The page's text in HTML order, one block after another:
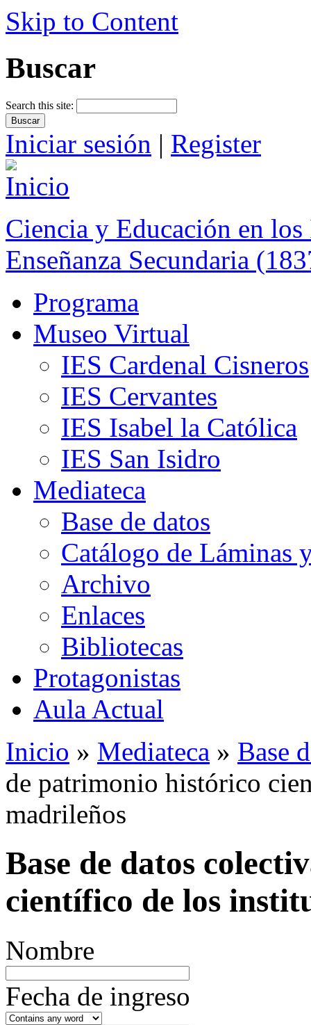
Skip to Content
Buscar
Search this site:
Iniciar sesión | Register
Ciencia y Educación en
Enseñanza Secundaria
Programa
Museo Virtual
IES Cardenal Cisneros
IES Cervantes
IES Isabel la Católica
IES San Isidro
Mediateca
Base de datos
Catálogo de Láminas
Archivo
Enlaces
Bibliotecas
Protagonistas
Aula Actual
Inicio » Mediateca » Base
de patrimonio histórico
madrileños
Base de datos
científico de los
Nombre
Fecha de ingreso